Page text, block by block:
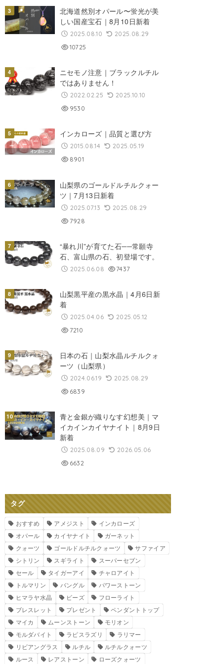
北海道然別オパール〜蛍光が美
しい国産宝石｜8月10日新着
2025.08.10
2025.08.29
10725
ニセモノ注意｜ブラックルチル
ではありません！
2022.02.25
2025.10.10
9530
インカローズ｜品質と選び方
2015.08.14
2025.05.19
8901
山梨県のゴールドルチルクォー
ツ｜7月13日新着
2025.07.13
2025.08.29
7928
“暴れ川”が育てた石──常願寺
石、富山県の石、初登場です。
2025.06.08 7437
山梨黒平産の黒水晶｜4月6日新
着
2025.04.06
2025.05.12
7210
日本の石｜山梨水晶ルチルクォ
ーツ（山梨県）
2024.06.19
2025.08.29
6839
青と金銀が織りなす幻想美｜マ
イカインカイヤナイト｜8月9日
新着
2025.08.09
2026.05.06
6632
タグ
おすすめ アメジスト
インカローズ
オパール
カイヤナイト
ガーネット
クォーツ
ゴールドルチルクォーツ
サファイア
シトリン
スギライト
スーパーセブン
セール
タイガーアイ
チャロアイト
トルマリン
バングル
パワーストーン
ヒマラヤ水晶
ビーズ
フローライト
ブレスレット
プレゼント
ペンダントトップ
マイカ
ムーンストーン
モリオン
モルダバイト
ラピスラズリ
ラリマー
リビアングラス
ルチル
ルチルクォーツ
ルース
レアストーン ローズクォーツ